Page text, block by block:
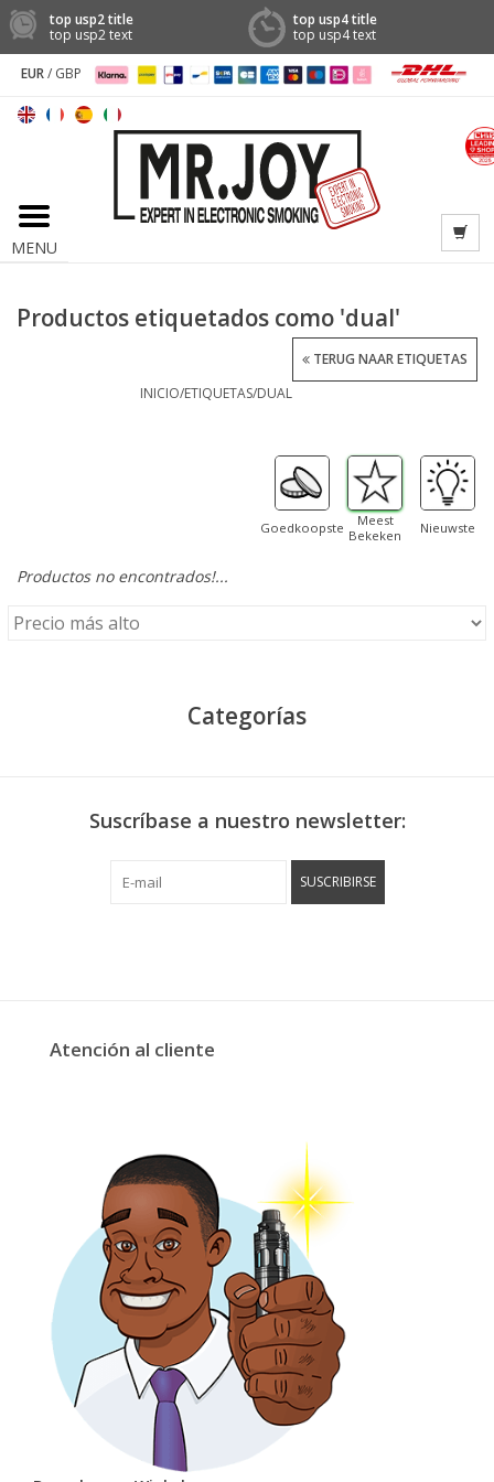
top usp2 title
top usp2 text
top usp4 title
top usp4 text
EUR/ GBP
MENU
Productos etiquetados como 'dual'
INICIO/ETIQUETAS/DUAL
TERUG NAAR ETIQUETAS
Goedkoopste
Meest
Bekeken
Nieuwste
Productos no encontrados!...
Categorías
Suscríbase a nuestro newsletter:
SUSCRIBIRSE
Atención al cliente